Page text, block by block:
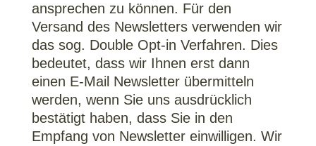
ansprechen zu können. Für den
Versand des Newsletters verwenden wir
das sog. Double Opt-in Verfahren. Dies
bedeutet, dass wir Ihnen erst dann
einen E-Mail Newsletter übermitteln
werden, wenn Sie uns ausdrücklich
bestätigt haben, dass Sie in den
Empfang von Newsletter einwilligen. Wir